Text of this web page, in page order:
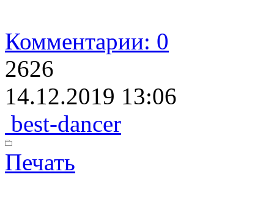
Комментарии: 0
2626
14.12.2019 13:06
best-dancer
Печать